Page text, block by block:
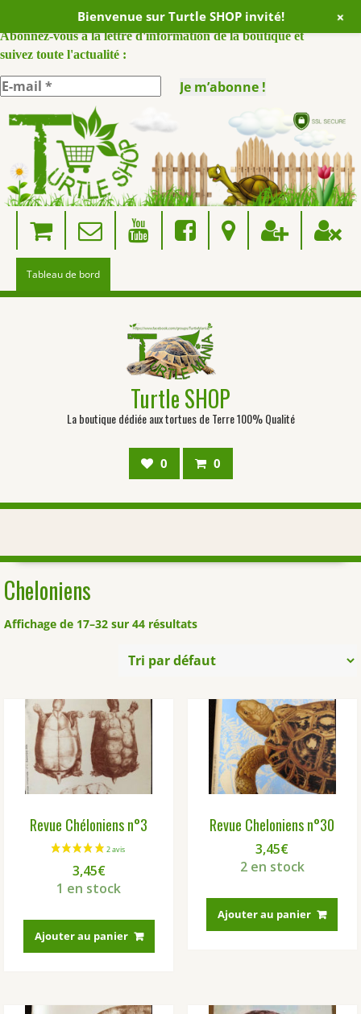
ABONNEZ VOUS A NOTRE NEWSLETTER :
Abonnez-vous à la lettre d'information de la boutique et
suivez toute l'actualité :
Skip
to
content
Tableau de bord
Turtle SHOP
La boutique dédiée aux tortues de Terre 100% Qualité
0 0
Cheloniens
Affichage de 17–32 sur 44 résultats
Revue Chéloniens n°3
3,45€
1 en stock
Ajouter au panier
Revue Cheloniens n°30
3,45€
2 en stock
Ajouter au panier
Bienvenue sur Turtle SHOP invité! +